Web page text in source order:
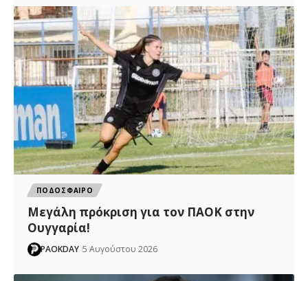
ΠΟΔΟΣΦΑΙΡΟ
Μεγάλη πρόκριση για τον ΠΑΟΚ στην
Ουγγαρία!
PAOKDAY 5 Αυγούστου 2026